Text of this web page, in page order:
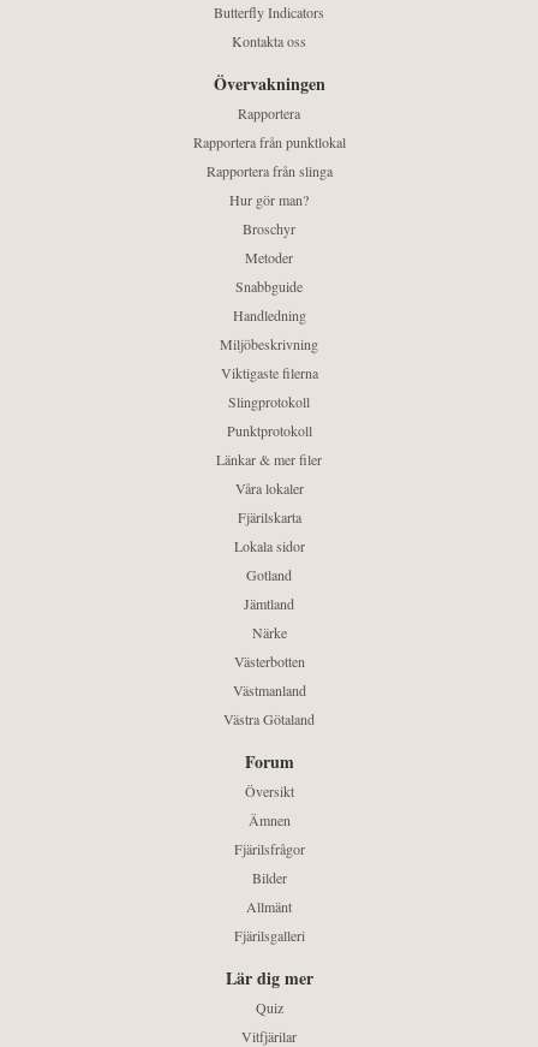
Butterfly Indicators
Kontakta oss
Övervakningen
Rapportera
Rapportera från punktlokal
Rapportera från slinga
Hur gör man?
Broschyr
Metoder
Snabbguide
Handledning
Miljöbeskrivning
Viktigaste filerna
Slingprotokoll
Punktprotokoll
Länkar & mer filer
Våra lokaler
Fjärilskarta
Lokala sidor
Gotland
Jämtland
Närke
Västerbotten
Västmanland
Västra Götaland
Forum
Översikt
Ämnen
Fjärilsfrågor
Bilder
Allmänt
Fjärilsgalleri
Lär dig mer
Quiz
Vitfjärilar